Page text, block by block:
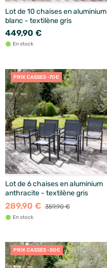
Lot de 10 chaises en aluminium
blanc - textilène gris
449,90 €
En stock
PRIX CASSES -70€
Lot de 6 chaises en aluminium
anthracite - textilène gris
289,90 € 359,90 €
En stock
PRIX CASSES -50€